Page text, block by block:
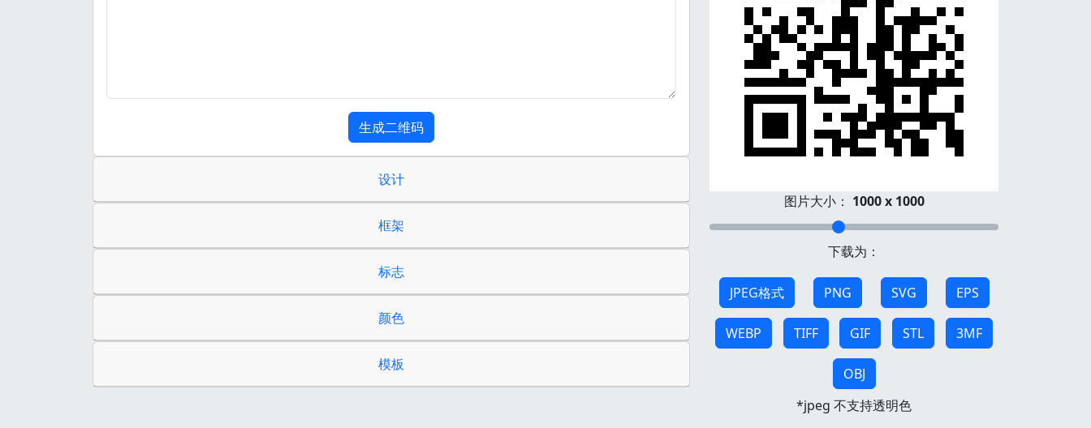
生成二维码
设计
框架
标志
颜色
模板
图片大小： 1000 x 1000
下载为：
JPEG格式 PNG SVG EPS
WEBP TIFF GIF STL 3MF
OBJ
*jpeg 不支持透明色